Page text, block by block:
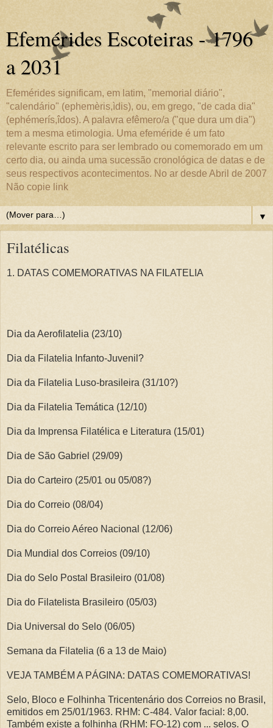
Efemérides Escoteiras - 1796
a 2031
Efemérides significam, em latim, "memorial diário",
"calendário" (ephemèris,ìdis), ou, em grego, "de cada dia"
(ephémerís,îdos). A palavra efêmero/a ("que dura um dia")
tem a mesma etimologia. Uma efeméride é um fato
relevante escrito para ser lembrado ou comemorado em um
certo dia, ou ainda uma sucessão cronológica de datas e de
seus respectivos acontecimentos. No ar desde Abril de 2007
Não copie link
▼
Filatélicas
1. DATAS COMEMORATIVAS NA FILATELIA
Dia da Aerofilatelia (23/10)
Dia da Filatelia Infanto-Juvenil?
Dia da Filatelia Luso-brasileira (31/10?)
Dia da Filatelia Temática (12/10)
Dia da Imprensa Filatélica e Literatura (15/01)
Dia de São Gabriel (29/09)
Dia do Carteiro (25/01 ou 05/08?)
Dia do Correio (08/04)
Dia do Correio Aéreo Nacional (12/06)
Dia Mundial dos Correios (09/10)
Dia do Selo Postal Brasileiro (01/08)
Dia do Filatelista Brasileiro (05/03)
Dia Universal do Selo (06/05)
Semana da Filatelia (6 a 13 de Maio)
VEJA TAMBÉM A PÁGINA: DATAS COMEMORATIVAS!
Selo, Bloco e Folhinha Tricentenário dos Correios no Brasil,
emitidos em 25/01/1963. RHM: C-484. Valor facial: 8,00.
Também existe a folhinha (RHM: FO-12) com ... selos. O